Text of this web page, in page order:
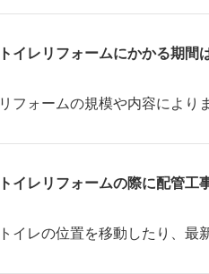
トイレリフォームにかかる期間
リフォームの規模や内容により
トイレリフォームの際に配管工
トイレの位置を移動したり、最